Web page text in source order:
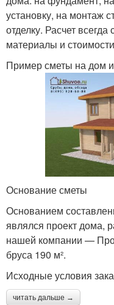
установку, на монтаж
отделку. Расчет всегда
материалы и
Пример сметы на дом
Основание сметы
Основанием
являлся проект дома,
нашей компании —
бруса 190 м².
Исходные условия
читать дальше →